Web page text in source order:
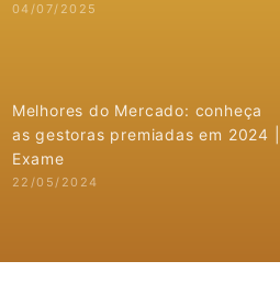
04/07/2025
Melhores do Mercado: conheça
as gestoras premiadas em 2024 |
Exame
22/05/2024